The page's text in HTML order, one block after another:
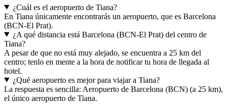
¿Cuál es el aeropuerto de Tiana?
En Tiana únicamente encontrarás un aeropuerto, que es Barcelona
(BCN-El Prat).
¿A qué distancia está Barcelona (BCN-El Prat) del centro de
Tiana?
A pesar de que no está muy alejado, se encuentra a 25 km del
centro; tenlo en mente a la hora de notificar tu hora de llegada al
hotel.
¿Qué aeropuerto es mejor para viajar a Tiana?
La respuesta es sencilla: Aeropuerto de Barcelona (BCN) (a 25 km),
el único aeropuerto de Tiana.